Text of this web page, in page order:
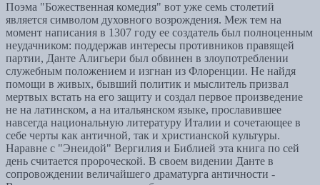
Поэма "Божественная комедия" вот уже семь столетий
является символом духовного возрождения. Меж тем на
момент написания в 1307 году ее создатель был полноценным
неудачником: поддержав интересы противников правящей
партии, Данте Алигьери был обвинен в злоупотреблении
служебным положением и изгнан из Флоренции. Не найдя
помощи в живых, бывший политик и мыслитель призвал
мертвых встать на его защиту и создал первое произведение
не на латинском, а на итальянском языке, прославившее
навсегда национальную литературу Италии и сочетающее в
себе черты как античной, так и христианской культуры.
Наравне с "Энеидой" Вергилия и Библией эта книга по сей
день считается пророческой. В своем видении Данте в
сопровождении величайшего драматурга античности -